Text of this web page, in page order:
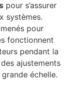
pour s’assurer
systèmes.
pour
fonctionnent
pendant la
ajustements
échelle.